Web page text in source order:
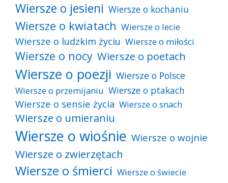
Wiersze o jesieni Wiersze o kochaniu
Wiersze o kwiatach Wiersze o lecie
Wiersze o ludzkim życiu Wiersze o miłości
Wiersze o nocy Wiersze o poetach
Wiersze o poezji Wiersze o Polsce
Wiersze o przemijaniu Wiersze o ptakach
Wiersze o sensie życia Wiersze o snach
Wiersze o umieraniu
Wiersze o wiośnie Wiersze o wojnie
Wiersze o zwierzętach
Wiersze o śmierci Wiersze o świecie